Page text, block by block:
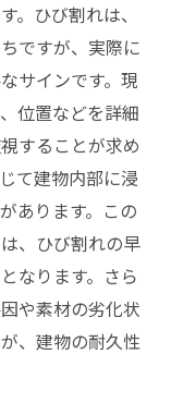
。ひび割れは、
ですが、実際に
サインです。現
位置などを詳細
することが求め
て建物内部に浸
あります。この
、ひび割れの早
なります。さら
や素材の劣化状
、建物の耐久性